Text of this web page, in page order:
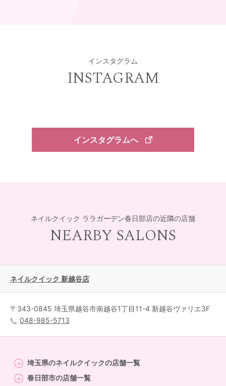
インスタグラム
INSTAGRAM
インスタグラムへ
ネイルクイック ララガーデン春日部店の近隣の店舗
NEARBY SALONS
ネイルクイック 新越谷店
〒343-0845 埼玉県越谷市南越谷1丁目11-4 新越谷ヴァリエ3F
048-985-5713
埼玉県のネイルクイックの店舗一覧
春日部市の店舗一覧